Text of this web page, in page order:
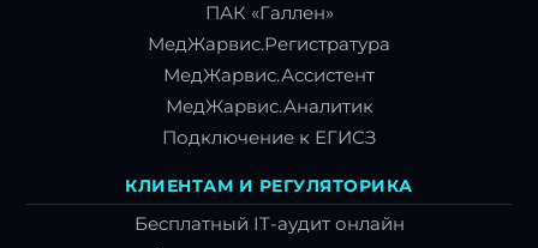
ПАК «Галлен»
МедЖарвис.Регистратура
МедЖарвис.Ассистент
МедЖарвис.Аналитик
Подключение к ЕГИСЗ
КЛИЕНТАМ И РЕГУЛЯТОРИКА
Бесплатный IT-аудит онлайн